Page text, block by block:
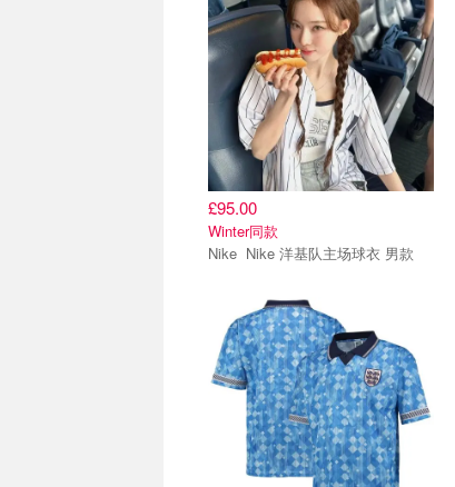
£95.00
Winter同款
Nike Nike 洋基队主场球衣 男款